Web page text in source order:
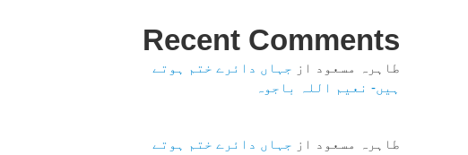
Recent Comments
طاہرہ مسعود از جہاں دائرے ختم ہوتے
ہیں- نعیم اللہ باجوہ
طاہرہ مسعود از جہاں دائرے ختم ہوتے